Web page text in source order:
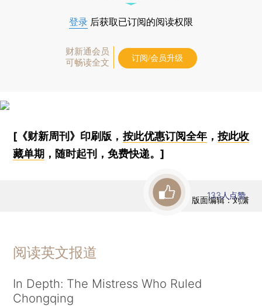
登录 后获取已订阅的阅读权限
财新通会员
可畅读全文
订阅/会员升级
[《财新周刊》印刷版， 按此优惠订阅全年， 按此收
藏单期 ，随时起刊，免费快递。]
版面编辑：刘潇
133人点赞
阅读英文报道
In Depth: The Mistress Who Ruled
Chongqing